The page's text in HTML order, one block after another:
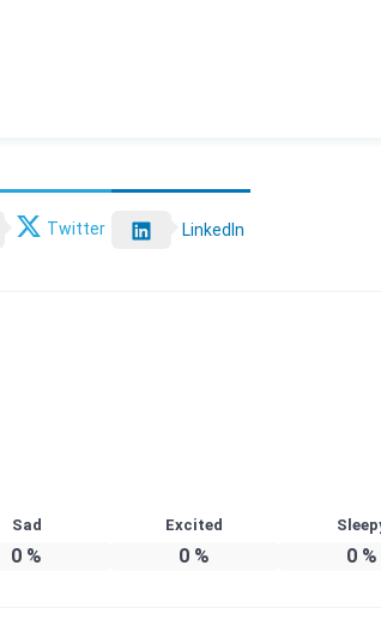
Twitter LinkedIn
Sad
0 %
Excited
0 % 0%